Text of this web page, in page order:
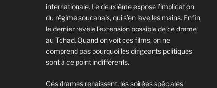
internationale. Le deuxième expose l’implication
du régime soudanais, qui s’en lave les mains. Enfin,
le dernier révèle l’extension possible de ce drame
au Tchad. Quand on voit ces films, on ne
comprend pas pourquoi les dirigeants politiques
sont à ce point indifférents.
Ces drames renaissent, les soirées spéciales